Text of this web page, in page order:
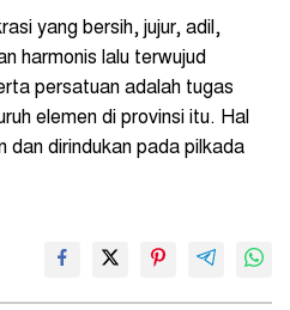
yang bersih, jujur, adil,
harmonis lalu terwujud
persatuan adalah tugas
elemen di provinsi itu. Hal
dan dirindukan pada pilkada